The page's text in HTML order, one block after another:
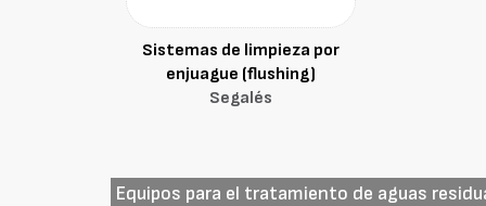
Sistemas de limpieza por
enjuague (flushing)
Segalés
Equipos para el tratamiento de aguas